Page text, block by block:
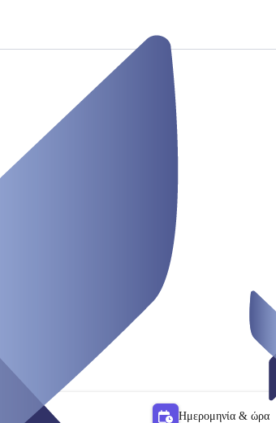
Ημερομηνία & ώρα